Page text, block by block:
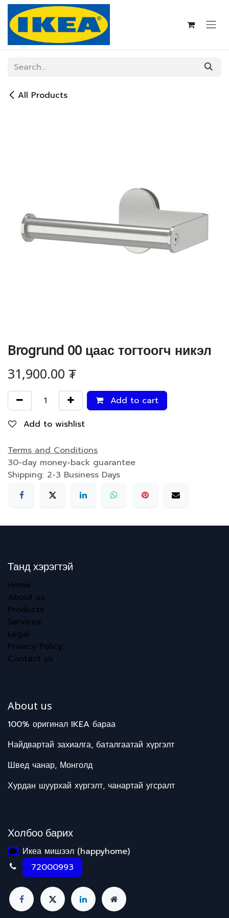
Skip to Content
All Products
Brogrund 00 цаас тогтоогч никэл
31,900.00₮
Add to cart
Add to wishlist
Terms and Conditions
30-day money-back guarantee
Shipping: 2-3 Business Days
Танд хэрэгтэй
Home
About us
Products
Services
Legal
Privacy Policy
Contact us
About us
100% оригинал IKEA бараа
Найдвартай захиалга, баталгаатай хүргэлт
Швед чанар, Монголд
Хурдан шуурхай хүргэлт, чанартай угсралт
Холбоо барих
Икеа мишээл (happyhome)
72000993